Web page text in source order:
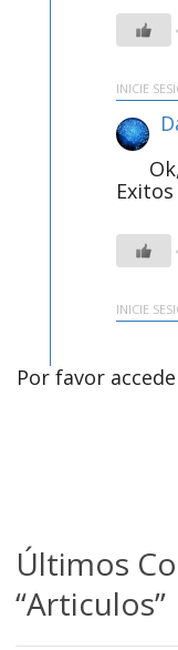
INICIE
Exitos
INICIE
Por favor
Últimos
“Articulos”